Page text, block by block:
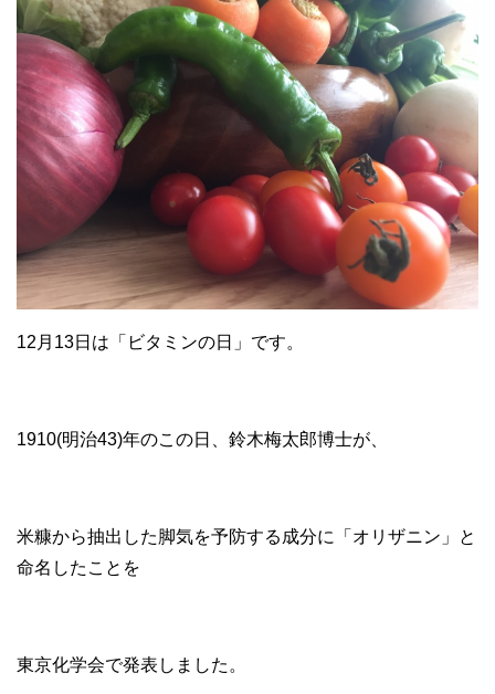
12月13日は「ビタミンの日」です。
1910(明治43)年のこの日、鈴木梅太郎博士が、
米糠から抽出した脚気を予防する成分に「オリザニン」と
命名したことを
東京化学会で発表しました。